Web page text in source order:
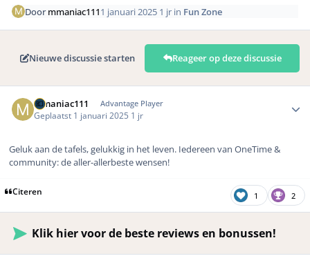
Doormmaniac1111 januari 2025 1 jr in Fun Zone
Nieuwe discussie starten Reageer op deze discussie
mmaniac111 Advantage Player
Geplaatst 1 januari 2025 1 jr
Geluk aan de tafels, gelukkig in het leven. Iedereen van OneTime &
community: de aller-allerbeste wensen!
Citeren 1 2
Klik hier voor de beste reviews en bonussen!